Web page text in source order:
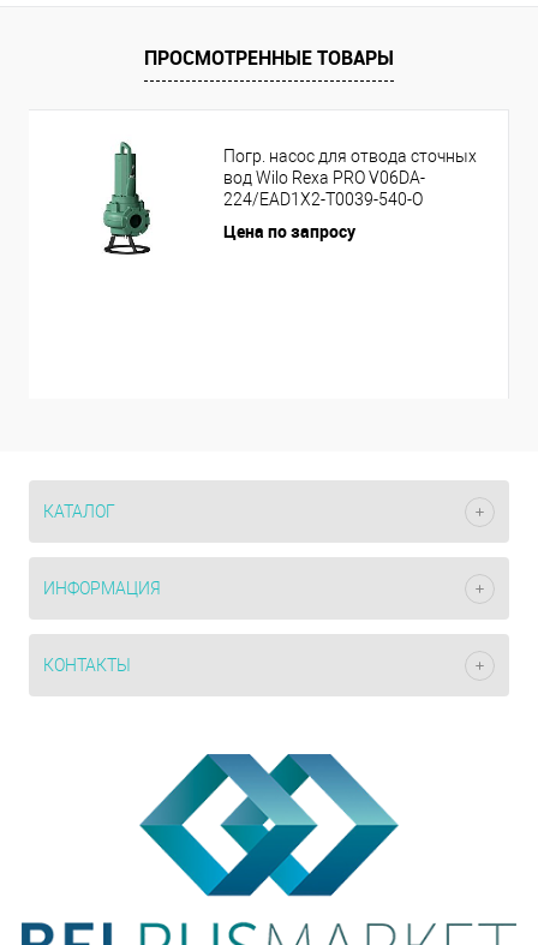
ПРОСМОТРЕННЫЕ ТОВАРЫ
Погр. насос для отвода сточных
вод Wilo Rexa PRO V06DA-
224/EAD1X2-T0039-540-O
Цена по запросу
КАТАЛОГ
ИНФОРМАЦИЯ
КОНТАКТЫ